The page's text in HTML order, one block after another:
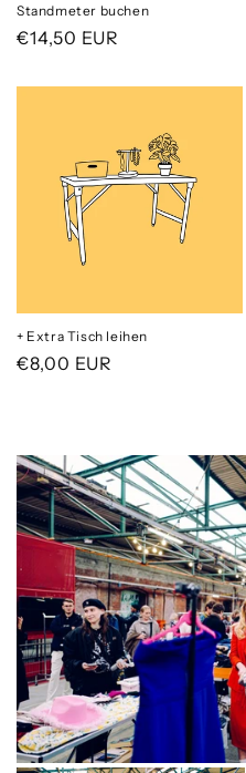
Standmeter buchen
Normaler
€14,50 EUR
+ Extra Tisch leihen
Normaler
€8,00 EUR